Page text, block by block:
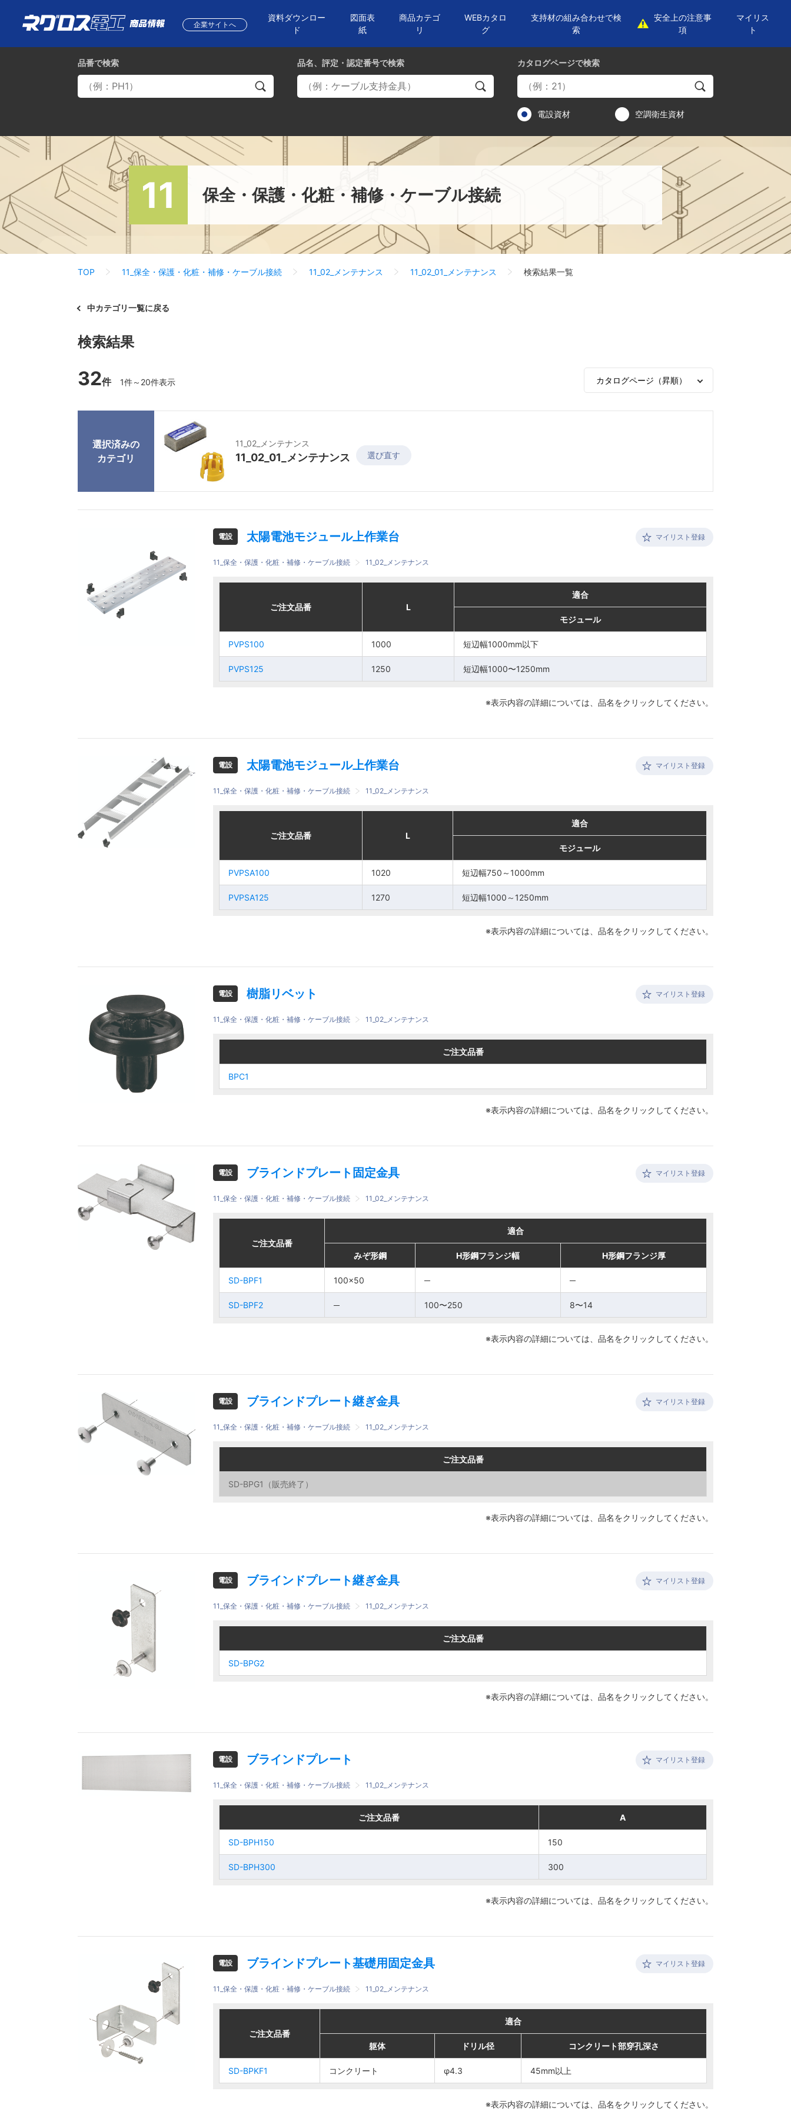
企業サイトへ
資料ダウンロー
ド
図面表
紙
商品カテゴ
リ
WEBカタロ
グ
支持材の組み合わせで検
索
安全上の注意事
項
マイリス
ト
品番で検索 カタログページで検索
電設資材 空調衛生資材
品名、評定・認定番号で検索
11 保全・保護・化粧・補修・ケーブル接続
TOP 11_保全・保護・化粧・補修・ケーブル接続 11_02_メンテナンス 11_02_01_メンテナンス 検索結果一覧
中カテゴリ一覧に戻る
検索結果
選択済みの
カテゴリ
11_02_メンテナンス
11_02_01_メンテナンス 選び直す
32件 1件～20件表示
電設 太陽電池モジュール上作業台
11_保全・保護・化粧・補修・ケーブル接続 11_02_メンテナンス
マイリスト登録
L
PVPS100 1000
1000mm
ご注文品番 L
適合
モジュール
PVPS100 1000 短辺幅1000mm以下
PVPS125 1250 短辺幅1000〜1250mm
L
PVPS100 1000
1000mm
ご注文品番 L
適合
モジュール
PVPS100 1000 短辺幅1000mm以下
PVPS125 1250 短辺幅1000〜1250mm
※表示内容の詳細については、 品名をクリックしてください。
電設 太陽電池モジュール上作業台
11_保全・保護・化粧・補修・ケーブル接続 11_02_メンテナンス
マイリスト登録
L
PVPSA100 1020
～
ご注文品番 L
適合
モジュール
PVPSA100 1020 短辺幅750～1000mm
PVPSA125 1270 短辺幅1000～1250mm
L
PVPSA100 1020
～
ご注文品番 L
適合
モジュール
PVPSA100 1020 短辺幅750～1000mm
PVPSA125 1270 短辺幅1000～1250mm
※表示内容の詳細については、 品名をクリックしてください。
電設 樹脂リベット
11_保全・保護・化粧・補修・ケーブル接続 11_02_メンテナンス
マイリスト登録
BPC1
ご注文品番
BPC1
BPC1
ご注文品番
BPC1
※表示内容の詳細については、 品名をクリックしてください。
電設 ブラインドプレート固定金具
11_保全・保護・化粧・補修・ケーブル接続 11_02_メンテナンス
マイリスト登録
ご注文品番
H形鋼フランジ幅 H形鋼フランジ厚
SD-BPF1 ─ ─
SD-BPF2 100〜250 8〜14
ご注文品番
適合
みぞ形鋼 H形鋼フランジ幅 H形鋼フランジ厚
SD-BPF1 100×50 ─ ─
SD-BPF2 ─ 100〜250 8〜14
ご注文品番
H形鋼フランジ幅 H形鋼フランジ厚
SD-BPF1 ─ ─
SD-BPF2 100〜250 8〜14
ご注文品番
適合
みぞ形鋼 H形鋼フランジ幅 H形鋼フランジ厚
SD-BPF1 100×50 ─ ─
SD-BPF2 ─ 100〜250 8〜14
※表示内容の詳細については、 品名をクリックしてください。
電設 ブラインドプレート継ぎ金具
11_保全・保護・化粧・補修・ケーブル接続 11_02_メンテナンス
マイリスト登録
SD-BPG1
ご注文品番
SD-BPG1
SD-BPG1
ご注文品番
SD-BPG1
※表示内容の詳細については、 品名をクリックしてください。
電設 ブラインドプレート継ぎ金具
11_保全・保護・化粧・補修・ケーブル接続 11_02_メンテナンス
マイリスト登録
SD-BPG2
ご注文品番
SD-BPG2
SD-BPG2
ご注文品番
SD-BPG2
※表示内容の詳細については、 品名をクリックしてください。
電設 ブラインドプレート
11_保全・保護・化粧・補修・ケーブル接続 11_02_メンテナンス
マイリスト登録
SD-
BPH150
SD-
ご注文品番 A
SD-BPH150 150
SD-BPH300 300
SD-
BPH150
SD-
ご注文品番 A
SD-BPH150 150
SD-BPH300 300
※表示内容の詳細については、 品名をクリックしてください。
電設 ブラインドプレート基礎用固定金具
11_保全・保護・化粧・補修・ケーブル接続 11_02_メンテナンス
マイリスト登録
ご注文品番
コンクリート部穿孔深さ
SD-BPKF1
クリ
φ4.3 45mm以上
ご注文品番
適合
躯体 ドリル径 コンクリート部穿孔深さ
SD-BPKF1 コンクリート φ4.3 45mm以上
ご注文品番
コンクリート部穿孔深さ
SD-BPKF1
クリ
φ4.3 45mm以上
ご注文品番
適合
躯体 ドリル径 コンクリート部穿孔深さ
SD-BPKF1 コンクリート φ4.3 45mm以上
※表示内容の詳細については、 品名をクリックしてください。